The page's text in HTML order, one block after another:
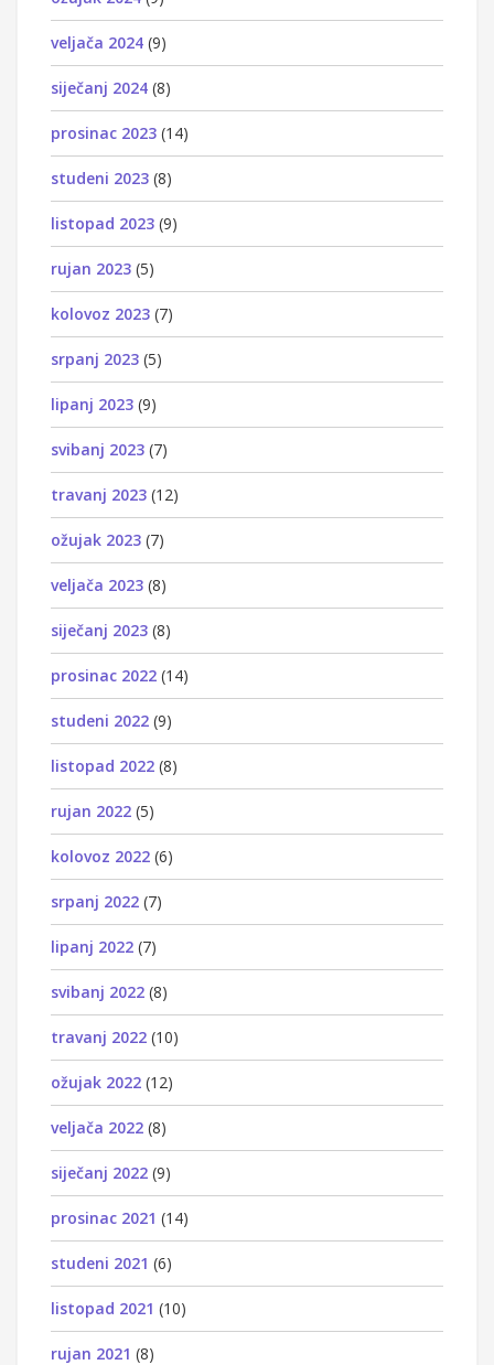
veljača 2024 (9)
siječanj 2024 (8)
prosinac 2023 (14)
studeni 2023 (8)
listopad 2023 (9)
rujan 2023 (5)
kolovoz 2023 (7)
srpanj 2023 (5)
lipanj 2023 (9)
svibanj 2023 (7)
travanj 2023 (12)
ožujak 2023 (7)
veljača 2023 (8)
siječanj 2023 (8)
prosinac 2022 (14)
studeni 2022 (9)
listopad 2022 (8)
rujan 2022 (5)
kolovoz 2022 (6)
srpanj 2022 (7)
lipanj 2022 (7)
svibanj 2022 (8)
travanj 2022 (10)
ožujak 2022 (12)
veljača 2022 (8)
siječanj 2022 (9)
prosinac 2021 (14)
studeni 2021 (6)
listopad 2021 (10)
rujan 2021 (8)